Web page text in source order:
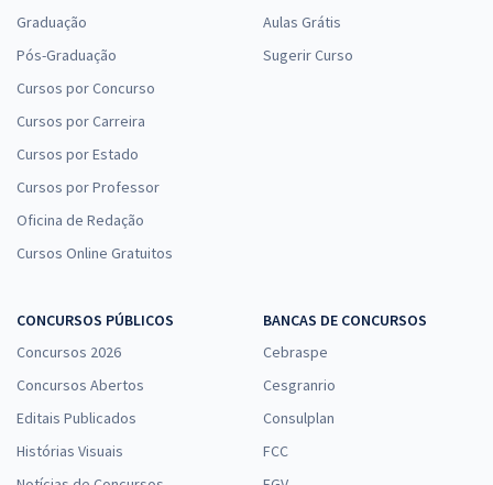
Graduação
Pós-Graduação
Cursos por Concurso
Cursos por Carreira
Cursos por Estado
Cursos por Professor
Oficina de Redação
Cursos Online Gratuitos
Aulas Grátis
Sugerir Curso
CONCURSOS PÚBLICOS
Concursos 2026
Concursos Abertos
Editais Publicados
Histórias Visuais
BANCAS DE CONCURSOS
Cebraspe
Cesgranrio
Consulplan
FCC